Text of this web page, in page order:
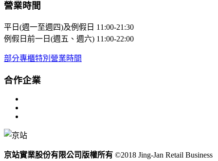
營業時間
平日(週一至週四)及例假日 11:00-21:30
例假日前一日(週五、週六) 11:00-22:00
部分專櫃特別營業時間
合作企業
京站實業股份有限公司版權所有 ©2018 Jing-Jan Retail Business